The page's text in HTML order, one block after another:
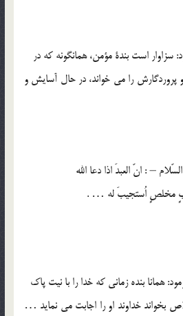
سزاوار است بندة مؤمن، همانگونه كه در
را مي خواند، در حال آسايش و
مخلصٍ اُستجيبَ له … .
همانا بنده زماني كه خدا را با نيت پاك
بخواند خداوند او را اجابت مي نمايد …